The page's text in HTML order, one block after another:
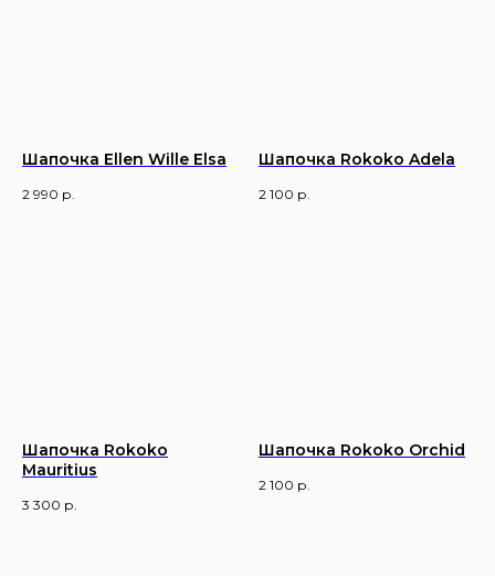
Шапочка Ellen Wille Elsa
2 990 р.
Шапочка Rokoko Adela
2 100 р.
Шапочка Rokoko
Mauritius
3 300 р.
Шапочка Rokoko Orchid
2 100 р.